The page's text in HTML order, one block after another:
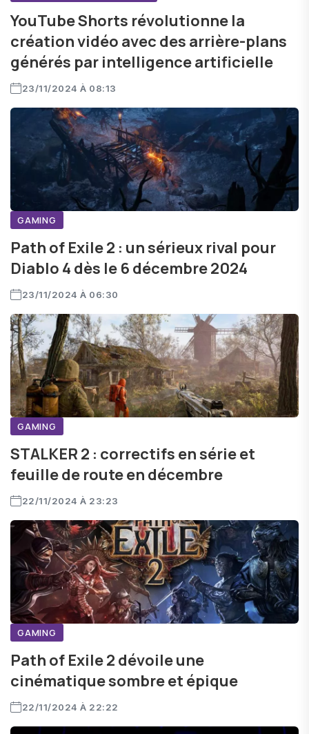
YouTube Shorts révolutionne la
création vidéo avec des arrière-plans
générés par intelligence artificielle
23/11/2024 À 08:13
GAMING
Path of Exile 2 : un sérieux rival pour
Diablo 4 dès le 6 décembre 2024
23/11/2024 À 06:30
GAMING
STALKER 2 : correctifs en série et
feuille de route en décembre
22/11/2024 À 23:23
GAMING
Path of Exile 2 dévoile une
cinématique sombre et épique
22/11/2024 À 22:22